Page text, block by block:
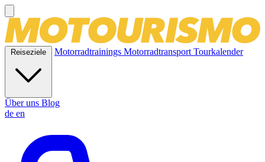
Reiseziele Motorradtrainings MotorradtransportTourkalender
Über uns Blog
de en